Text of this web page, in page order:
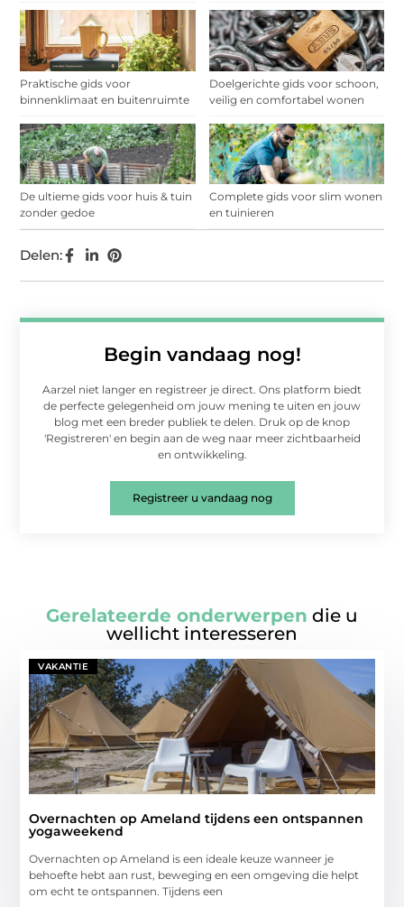
Praktische gids voor
binnenklimaat en buitenruimte
Doelgerichte gids voor schoon,
veilig en comfortabel wonen
De ultieme gids voor huis & tuin
zonder gedoe
Complete gids voor slim wonen
en tuinieren
Begin vandaag nog!
Aarzel niet langer en registreer je direct. Ons platform biedt
de perfecte gelegenheid om jouw mening te uiten en jouw
blog met een breder publiek te delen. Druk op de knop
'Registreren' en begin aan de weg naar meer zichtbaarheid
en ontwikkeling.
Registreer u vandaag nog
Delen:
Gerelateerde onderwerpen die u
wellicht interesseren
VAKANTIE
Overnachten op Ameland tijdens een ontspannen
yogaweekend
Overnachten op Ameland is een ideale keuze wanneer je
behoefte hebt aan rust, beweging en een omgeving die helpt
om echt te ontspannen. Tijdens een